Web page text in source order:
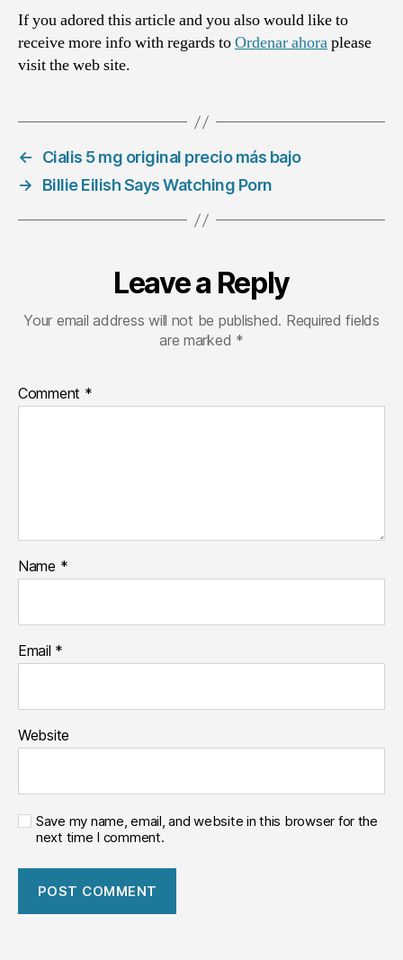
If you adored this article and you also would like to
receive more info with regards toOrdenar ahoraplease
visit the web site.
←
Cialis 5 mg original precio más bajo
→
Billie Eilish Says Watching Porn
Leave a Reply
Your email address will not be published. Required fields
are marked *
Comment *
Name *
Email *
Website
Save my name, email, and website in this browser for the
next time I comment.